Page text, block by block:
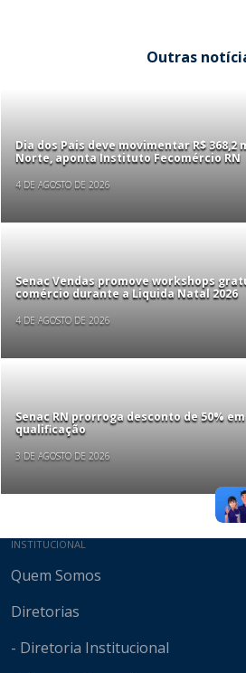
Outras
Dia dos Pais deve movimentar R$ 368,2
Norte, aponta Instituto Fecomércio RN
4 DE AGOSTO DE 2026
Senac Vendas promove workshops
comércio durante a Liquida Natal 2026
4 DE AGOSTO DE 2026
Senac RN prorroga desconto de 50%
qualificação
3 DE AGOSTO DE 2026
Mapa do site
INSTITUCIONAL
Quem Somos
Diretorias
- Diretoria Institucional